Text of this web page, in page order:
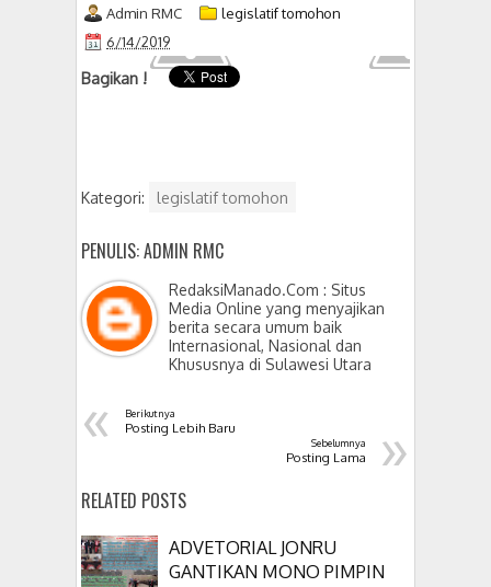
Admin RMC
legislatif tomohon
6/14/2019
Bagikan !
Kategori: legislatif tomohon
PENULIS: ADMIN RMC
RedaksiManado.Com : Situs
Media Online yang menyajikan
berita secara umum baik
Internasional, Nasional dan
Khususnya di Sulawesi Utara
« Berikutnya
Posting Lebih Baru »
Sebelumnya
Posting Lama
RELATED POSTS
ADVETORIAL JONRU
GANTIKAN MONO PIMPIN